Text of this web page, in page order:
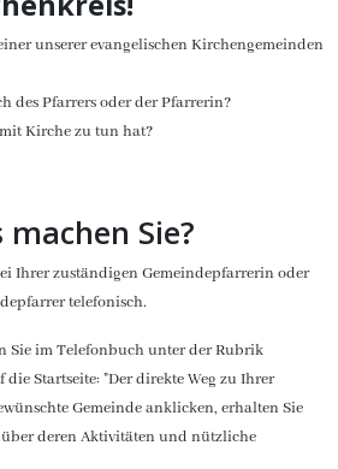
unserer evangelischen Kirchengemeinden
des Pfarrers oder der Pfarrerin?
Kirche zu tun hat?
machen Sie?
Ihrer zuständigen Gemeindepfarrerin oder
telefonisch.
Sie im Telefonbuch unter der Rubrik
die Startseite: "Der direkte Weg zu Ihrer
Gemeinde anklicken, erhalten Sie
deren Aktivitäten und nützliche